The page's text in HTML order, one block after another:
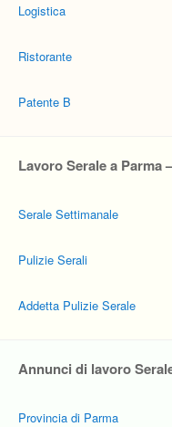
Logistica
Ristorante
Patente B
Lavoro Serale a Parma
Serale Settimanale
Pulizie Serali
Addetta Pulizie Serale
Annunci di lavoro
Provincia di Parma